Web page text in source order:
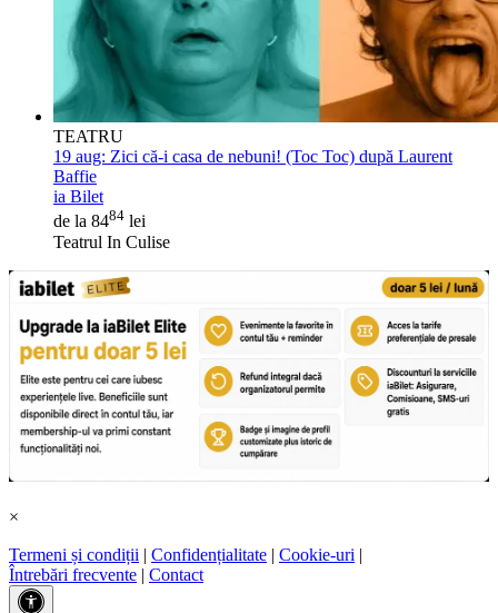
TEATRU
19 aug: Zici că-i casa de nebuni! (Toc Toc) după Laurent
Baffie
ia Bilet
de la 8484 lei
Teatrul In Culise
×
Termeni și condiții | Confidențialitate | Cookie-uri |
Întrebări frecvente | Contact